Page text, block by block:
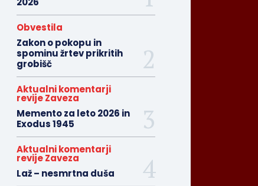
Obvestila
Zakon o pokopu in
spominu žrtev prikritih
grobišč
Aktualni komentarji
revije Zaveza
Memento za leto 2026 in
Exodus 1945
Aktualni komentarji
revije Zaveza
Laž – nesmrtna duša